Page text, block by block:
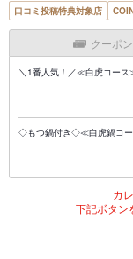
口コミ投稿特典対象店
クーポン
＼1番人気！／≪白虎コー
◇もつ鍋付き◇≪白虎鍋コ
カ
下記ボタン